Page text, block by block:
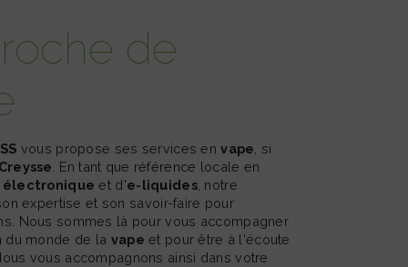
vous propose ses services envape , si
. En tant que référence locale en
et d'e-liquides, notre
expertise et son savoir-faire pour
Nous sommes là pour vous accompagner
du monde de la vape et pour être à l'écoute
vous accompagnons ainsi dans votre